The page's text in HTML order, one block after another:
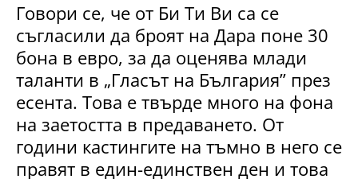
Говори се, че от Би Ти Ви са се
съгласили да броят на Дара поне 30
бона в евро, за да оценява млади
таланти в „Гласът на България” през
есента. Това е твърде много на фона
на заетостта в предаването. От
години кастингите на тъмно в него се
правят в един-единствен ден и това